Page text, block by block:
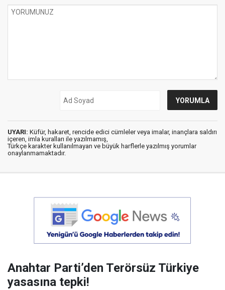
UYARI: Küfür, hakaret, rencide edici cümleler veya imalar, inançlara saldırı
içeren, imla kuralları ile yazılmamış,
Türkçe karakter kullanılmayan ve büyük harflerle yazılmış yorumlar
onaylanmamaktadır.
Anahtar Parti’den Terörsüz Türkiye
yasasına tepki!